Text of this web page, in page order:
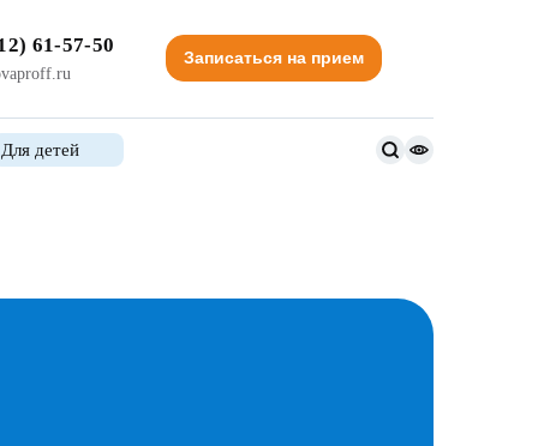
61-57-50
Записаться на прием
Для детей